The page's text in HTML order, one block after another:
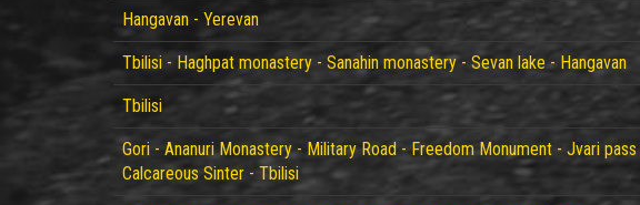
Hangavan - Yerevan
Tbilisi - Haghpat monastery - Sanahin monastery - Sevan lake - Hangavan
Tbilisi
Gori - Ananuri Monastery - Military Road - Freedom Monument - Jvari pass
Calcareous Sinter - Tbilisi